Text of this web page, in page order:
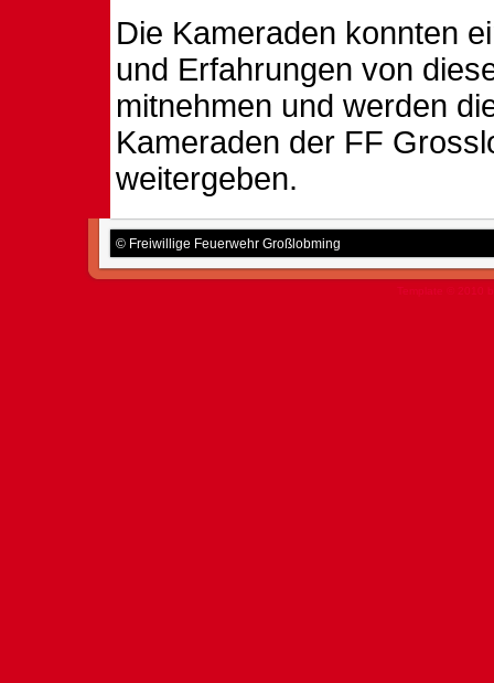
Die Kameraden konnten
und Erfahrungen von
mitnehmen und werden
Kameraden der FF
weitergeben.
© Freiwillige Feuerwehr Großlobming